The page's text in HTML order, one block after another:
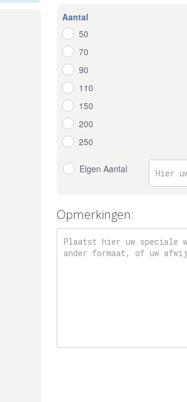
Aantal
50
70
90
110
150
200
250
Eigen Aantal
Opmerkingen: